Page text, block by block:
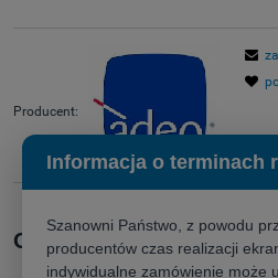
Producent:
Opis produktu
Informacja o terminach
Szanowni Państwo, z powodu
producentów czas realizacji
indywidualne zamówienie może